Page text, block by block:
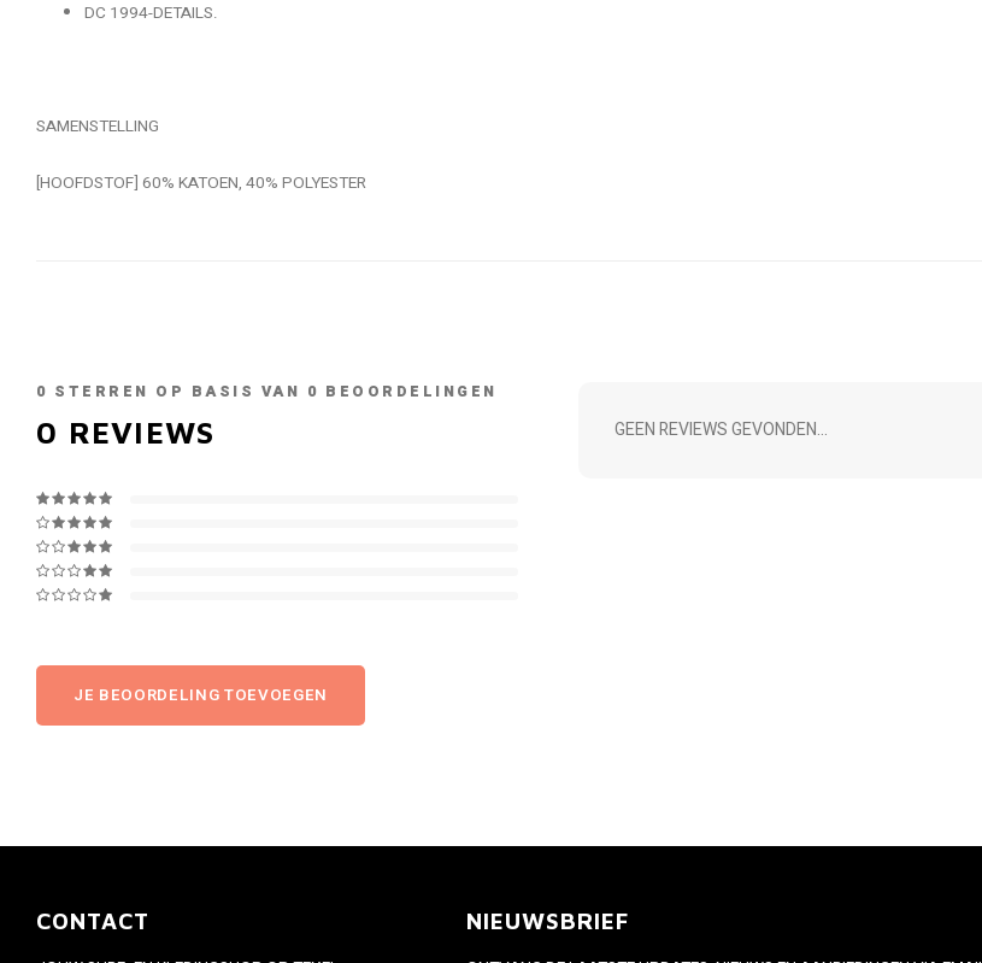
DC 1994-DETAILS.
SAMENSTELLING
[HOOFDSTOF] 60% KATOEN, 40% POLYESTER
0 STERREN OP BASIS VAN 0 BEOORDELINGEN
0 REVIEWS
JE BEOORDELING TOEVOEGEN
GEEN REVIEWS GEVONDEN...
CONTACT NIEUWSBRIEF